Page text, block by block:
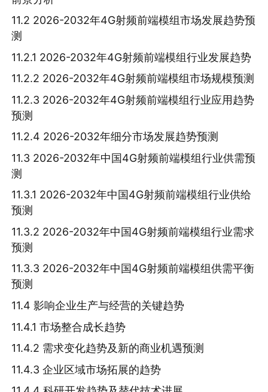
11.2 2026-2032年4G射频前端模组市场发展趋势预
测
11.2.1 2026-2032年4G射频前端模组行业发展趋势
11.2.2 2026-2032年4G射频前端模组市场规模预测
11.2.3 2026-2032年4G射频前端模组行业应用趋势
预测
11.2.4 2026-2032年细分市场发展趋势预测
11.3 2026-2032年中国4G射频前端模组行业供需预
测
11.3.1 2026-2032年中国4G射频前端模组行业供给
预测
11.3.2 2026-2032年中国4G射频前端模组行业需求
预测
11.3.3 2026-2032年中国4G射频前端模组供需平衡
预测
11.4 影响企业生产与经营的关键趋势
11.4.1 市场整合成长趋势
11.4.2 需求变化趋势及新的商业机遇预测
11.4.3 企业区域市场拓展的趋势